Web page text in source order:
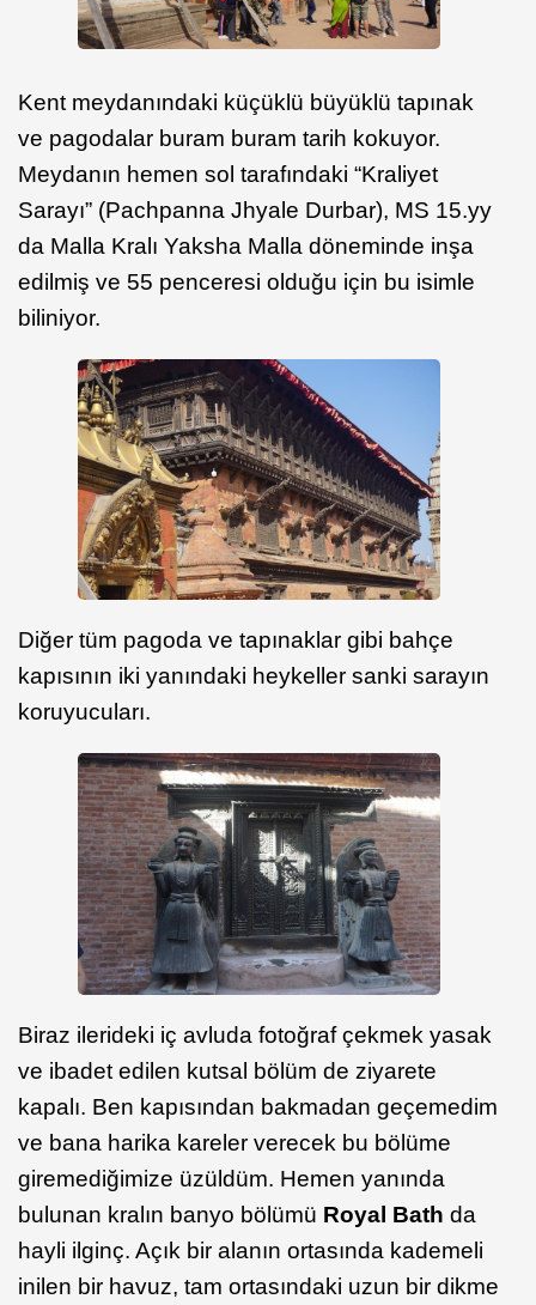
Kent meydanındaki küçüklü büyüklü tapınak
ve pagodalar buram buram tarih kokuyor.
Meydanın hemen sol tarafındaki “Kraliyet
Sarayı” (Pachpanna Jhyale Durbar), MS 15.yy
da Malla Kralı Yaksha Malla döneminde inşa
edilmiş ve 55 penceresi olduğu için bu isimle
biliniyor.
Diğer tüm pagoda ve tapınaklar gibi bahçe
kapısının iki yanındaki heykeller sanki sarayın
koruyucuları.
Biraz ilerideki iç avluda fotoğraf çekmek yasak
ve ibadet edilen kutsal bölüm de ziyarete
kapalı. Ben kapısından bakmadan geçemedim
ve bana harika kareler verecek bu bölüme
giremediğimize üzüldüm. Hemen yanında
bulunan kralın banyo bölümü Royal Bath da
hayli ilginç. Açık bir alanın ortasında kademeli
inilen bir havuz, tam ortasındaki uzun bir dikme